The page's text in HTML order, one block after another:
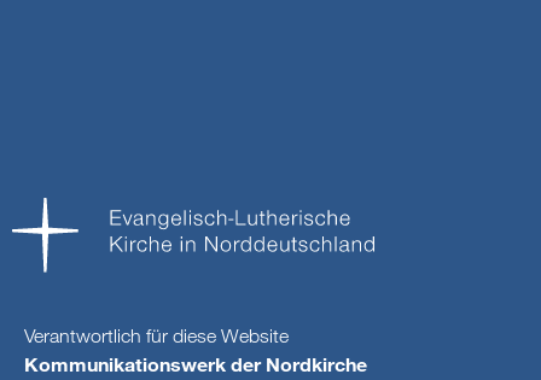
Verantwortlich für diese Website
Kommunikationswerk der Nordkirche